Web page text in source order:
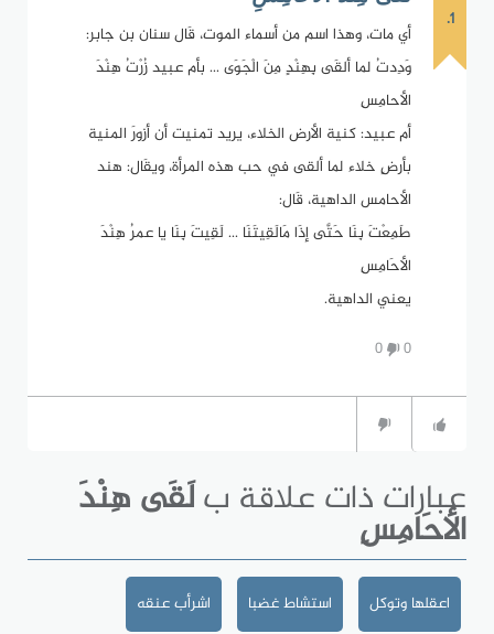
1.
أي مات، وهذا اسم من أسماء الموت، قَال سنان بن جابر:
وَدِدتُ لما ألقَى بِهِنْدٍ مِنَ الْجَوَى ... بأم عبيد زُرْتُ هِنْدَ
الأحامِسِ
أم عبيد: كنية الأرض الخلاء، يريد تمنيت أن أزورَ المنية
بأرضٍ خلاء لما ألقى في حب هذه المرأة، ويقَال: هند
الأحامس الداهية، قَال:
طَمِعْتَ بِنَا حَتَّى إذَا مَالَقِيتَنَا ... لَقِيتَ بِنَا يا عمرُ هِنْدَ
الأحَامِسِ
يعني الداهية.
0
0
عبارات ذات علاقة بلَقَى هِنْدَ
الأحَامِسِ
اعقلها وتوكل استشاط غضبا اشرأب عنقه